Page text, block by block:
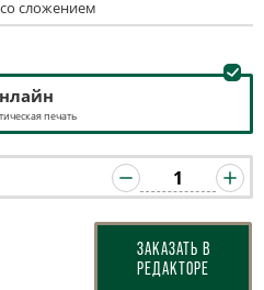
печать
ЗАКАЗАТЬ В
РЕДАКТОРЕ